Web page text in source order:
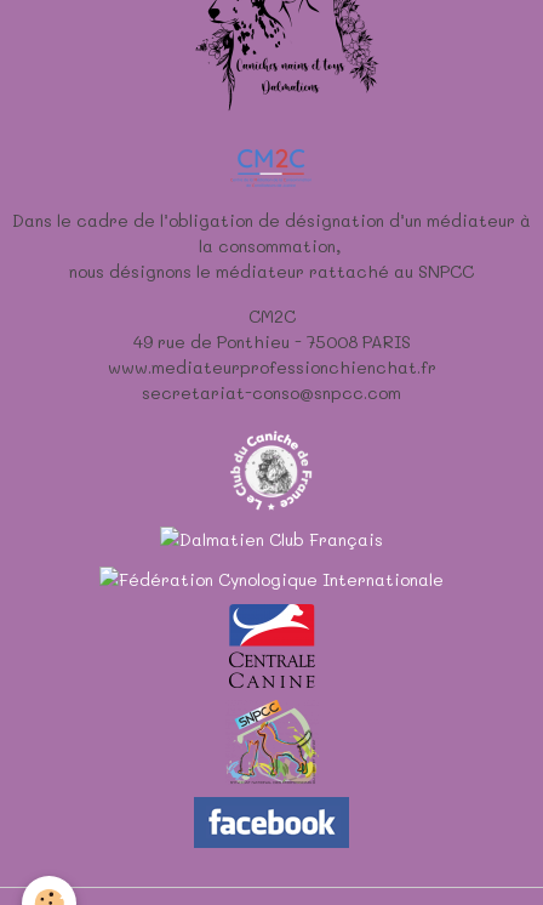
Dans le cadre de l’obligation de désignation d’un médiateur à
la consommation,
nous désignons le médiateur rattaché au SNPCC
CM2C
49 rue de Ponthieu - 75008 PARIS
www.mediateurprofessionchienchat.fr
secretariat-conso@snpcc.com